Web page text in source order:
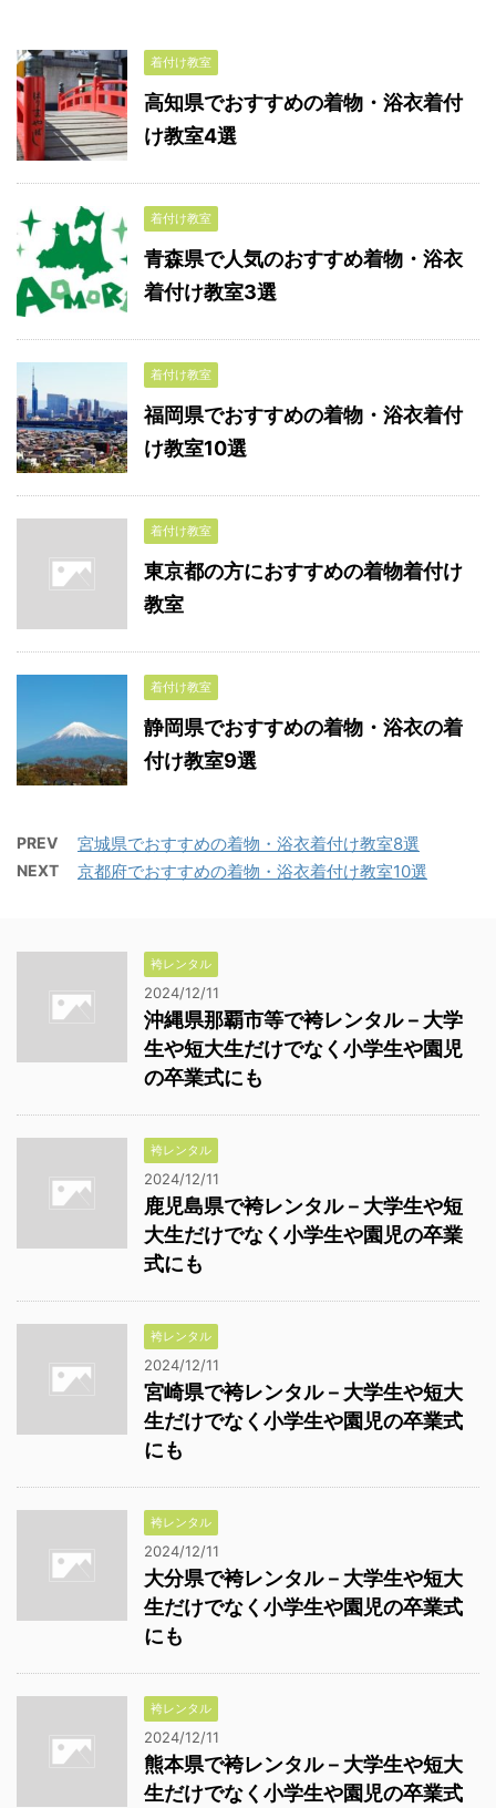
着付け教室
高知県でおすすめの着物・浴衣着付
け教室4選
着付け教室
青森県で人気のおすすめ着物・浴衣
着付け教室3選
着付け教室
福岡県でおすすめの着物・浴衣着付
け教室10選
着付け教室
東京都の方におすすめの着物着付け
教室
着付け教室
静岡県でおすすめの着物・浴衣の着
付け教室9選
PREV 宮城県でおすすめの着物・浴衣着付け教室8選
NEXT 京都府でおすすめの着物・浴衣着付け教室10選
袴レンタル
2024/12/11
沖縄県那覇市等で袴レンタル－大学
生や短大生だけでなく小学生や園児
の卒業式にも
袴レンタル
2024/12/11
鹿児島県で袴レンタル－大学生や短
大生だけでなく小学生や園児の卒業
式にも
袴レンタル
2024/12/11
宮崎県で袴レンタル－大学生や短大
生だけでなく小学生や園児の卒業式
にも
袴レンタル
2024/12/11
大分県で袴レンタル－大学生や短大
生だけでなく小学生や園児の卒業式
にも
袴レンタル
2024/12/11
熊本県で袴レンタル－大学生や短大
生だけでなく小学生や園児の卒業式